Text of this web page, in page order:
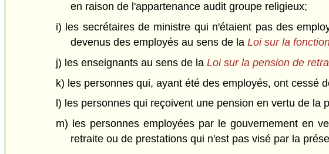
en raison de l'appartenance audit groupe religieux;
i) les secrétaires de ministre qui n'étaient pas des
devenus des employés au sens de la Loi sur la
j) les enseignants au sens de la Loi sur la pension de
k) les personnes qui, ayant été des employés, ont cessé
l) les personnes qui reçoivent une pension en vertu de la
m) les personnes employées par le gouvernement en
retraite ou de prestations qui n'est pas visé par la